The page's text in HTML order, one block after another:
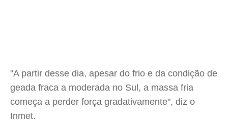
"A partir desse dia, apesar do frio e da condição de
geada fraca a moderada no Sul, a massa fria
começa a perder força gradativamente", diz o
Inmet.